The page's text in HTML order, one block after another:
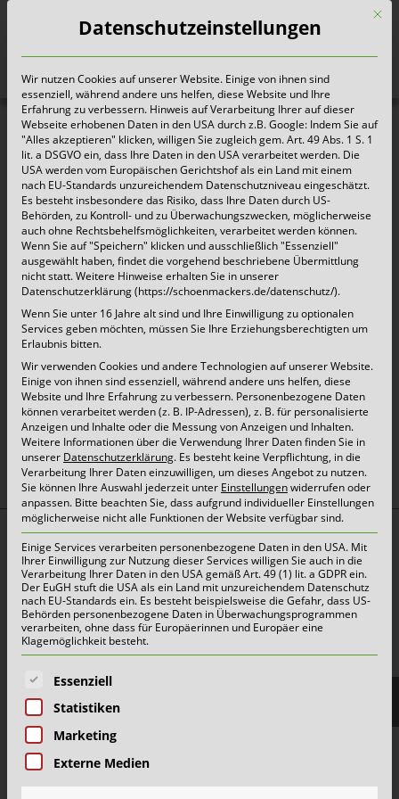
Heute für morgen sorgen
oben
Top Themen:
Abfallarten
Container & Behälter
FAQ
Jobs&Karriere
onlinePORTALE
Reklamation & Services
Mit
Datenschutzeinstellungen
Wir nutzen Cookies auf unserer Website. Einige von ihnen sind
essenziell, während andere uns helfen, diese Website und Ihre
Erfahrung zu verbessern. Hinweis auf Verarbeitung Ihrer auf dieser
Webseite erhobenen Daten in den USA durch z.B. Google: Indem Sie auf
"Alles akzeptieren" klicken, willigen Sie zugleich gem. Art. 49 Abs. 1 S. 1
lit. a DSGVO ein, dass Ihre Daten in den USA verarbeitet werden. Die
USA werden vom Europäischen Gerichtshof als ein Land mit einem
nach EU-Standards unzureichendem Datenschutzniveau eingeschätzt.
Es besteht insbesondere das Risiko, dass Ihre Daten durch US-
Behörden, zu Kontroll- und zu Überwachungszwecken, möglicherweise
auch ohne Rechtsbehelfsmöglichkeiten, verarbeitet werden können.
Wenn Sie auf "Speichern" klicken und ausschließlich "Essenziell"
ausgewählt haben, findet die vorgehend beschriebene Übermittlung
nicht statt. Weitere Hinweise erhalten Sie in unserer
Datenschutzerklärung (https://schoenmackers.de/datenschutz/).
Wenn Sie unter 16 Jahre alt sind und Ihre Einwilligung zu optionalen
Services geben möchten, müssen Sie Ihre Erziehungsberechtigten um
Erlaubnis bitten.
Wir verwenden Cookies und andere Technologien auf unserer Website.
Einige von ihnen sind essenziell, während andere uns helfen, diese
Website und Ihre Erfahrung zu verbessern. Personenbezogene Daten
können verarbeitet werden (z. B. IP-Adressen), z. B. für personalisierte
Anzeigen und Inhalte oder die Messung von Anzeigen und Inhalten.
Weitere Informationen über die Verwendung Ihrer Daten finden Sie in
unserer Datenschutzerklärung. Es besteht keine Verpflichtung, in die
Verarbeitung Ihrer Daten einzuwilligen, um dieses Angebot zu nutzen.
Sie können Ihre Auswahl jederzeit unter Einstellungenwiderrufen oder
anpassen. Bitte beachten Sie, dass aufgrund individueller Einstellungen
möglicherweise nicht alle Funktionen der Website verfügbar sind.
Einige Services verarbeiten personenbezogene Daten in den USA. Mit
Ihrer Einwilligung zur Nutzung dieser Services willigen Sie auch in die
Verarbeitung Ihrer Daten in den USA gemäß Art. 49 (1) lit. a GDPR ein.
Der EuGH stuft die USA als ein Land mit unzureichendem Datenschutz
nach EU-Standards ein. Es besteht beispielsweise die Gefahr, dass US-
Behörden personenbezogene Daten in Überwachungsprogrammen
verarbeiten, ohne dass für Europäerinnen und Europäer eine
Klagemöglichkeit besteht.
Es folgt eine Liste der Service-Gruppen, für die eine
Essenziell
Statistiken
Marketing
Externe Medien